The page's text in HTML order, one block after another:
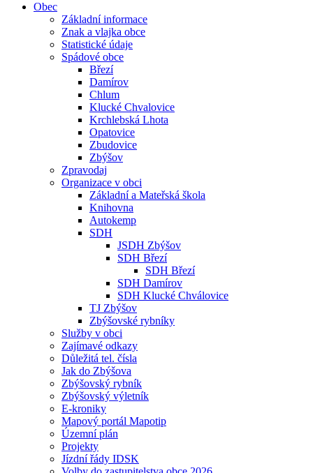
Obec
Základní informace
Znak a vlajka obce
Statistické údaje
Spádové obce
Březí
Damírov
Chlum
Klucké Chvalovice
Krchlebská Lhota
Opatovice
Zbudovice
Zbýšov
Zpravodaj
Organizace v obci
Základní a Mateřská škola
Knihovna
Autokemp
SDH
JSDH Zbýšov
SDH Březí
SDH Březí
SDH Damírov
SDH Klucké Chválovice
TJ Zbýšov
Zbýšovské rybníky
Služby v obci
Zajímavé odkazy
Důležitá tel. čísla
Jak do Zbýšova
Zbýšovský rybník
Zbýšovský výletník
E-kroniky
Mapový portál Mapotip
Územní plán
Projekty
Jízdní řády IDSK